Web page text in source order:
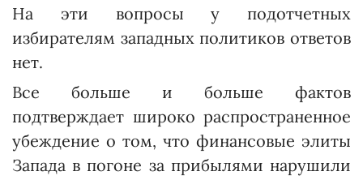
На эти вопросы у подотчетных
избирателям западных политиков ответов
нет.
Все больше и больше фактов
подтверждает широко распространенное
убеждение о том, что финансовые элиты
Запада в погоне за прибылями нарушили